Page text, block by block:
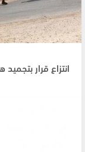
انتزاع قرار